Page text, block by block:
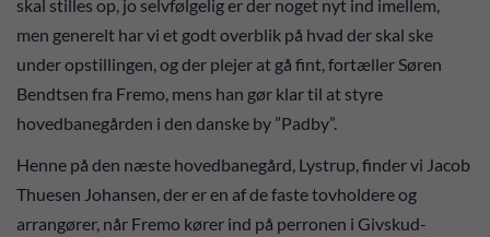
skal stilles op, jo selvfølgelig er der noget nyt ind imellem,
men generelt har vi et godt overblik på hvad der skal ske
under opstillingen, og der plejer at gå fint, fortæller Søren
Bendtsen fra Fremo, mens han gør klar til at styre
hovedbanegården i den danske by ”Padby”.
Henne på den næste hovedbanegård, Lystrup, finder vi Jacob
Thuesen Johansen, der er en af de faste tovholdere og
arrangører, når Fremo kører ind på perronen i Givskud-